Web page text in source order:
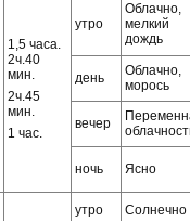
1,5 часа.
2ч.40
мин.
2ч.45
мин.
1 час.
утро
Облачно,
мелкий
дождь
день
Облачно,
морось
вечер
ночь Ясно
утро Солнечно